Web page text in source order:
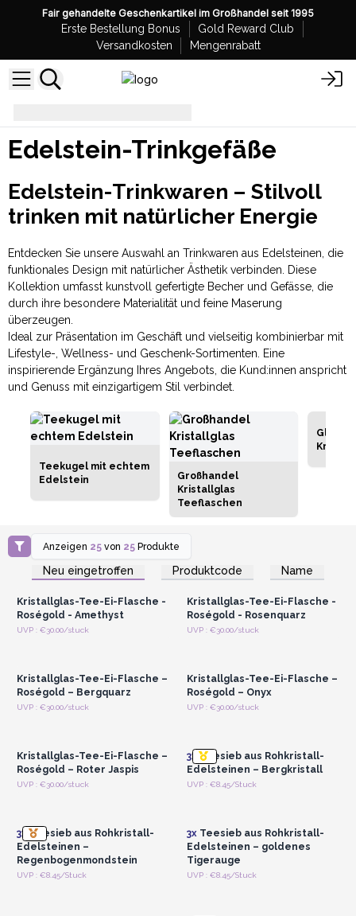
Fair gehandelte Geschenkartikel im Großhandel seit 1995
Erste Bestellung Bonus
Gold Reward Club
Versandkosten
Mengenrabatt
Edelstein-Trinkgefäße
Edelstein-Trinkwaren – Stilvoll
trinken mit natürlicher Energie
Entdecken Sie unsere Auswahl an Trinkwaren aus Edelsteinen, die
funktionales Design mit natürlicher Ästhetik verbinden. Diese
Kollektion umfasst kunstvoll gefertigte Becher und Gefässe, die
durch ihre besondere Materialität und feine Maserung
überzeugen.
Ideal zur Präsentation im Geschäft und vielseitig kombinierbar mit
Lifestyle-, Wellness- und Geschenk-Sortimenten. Eine
inspirierende Ergänzung Ihres Angebots, die Kund:innen anspricht
und Genuss mit einzigartigem Stil verbindet.
Teekugel mit echtem
Edelstein
Großhandel
Kristallglas
Teeflaschen
Anzeigen 25 von 25 Produkte
Neu eingetroffen Produktcode Name
Anmelden oder
Registrieren für
Großhandelspreise
Kristallglas-Tee-Ei-Flasche -
Roségold - Amethyst
UVP : €30.00/stuck
Registrieren für
Großhandelspreise
Kristallglas-Tee-Ei-Flasche -
Roségold - Rosenquarz
UVP : €30.00/stuck
Anmelden oder
Kristallglas-Tee-Ei-Flasche –
Roségold – Bergquarz
UVP : €30.00/stuck
Anmelden oder
Kristallglas-Tee-Ei-Flasche –
Roségold – Onyx
UVP : €30.00/stuck
Anmelden oder
Kristallglas-Tee-Ei-Flasche –
Roségold – Roter Jaspis
UVP : €30.00/stuck
Anmelden oder
3x Teesieb aus Rohkristall-
Edelsteinen – Bergkristall
UVP : €8.45/Stuck
Anmelden oder
3x Teesieb aus Rohkristall-
Edelsteinen –
Regenbogenmondstein
UVP : €8.45/Stuck
Anmelden oder
3xTeesieb aus Rohkristall-
Edelsteinen – goldenes
Tigerauge
UVP : €8.45/Stuck
Anmelden oder
Anmelden oder